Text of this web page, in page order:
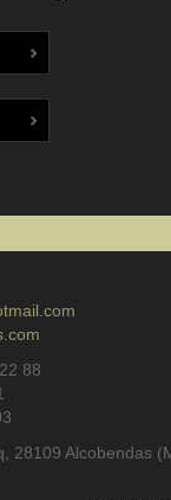
88
28109 Alcobendas